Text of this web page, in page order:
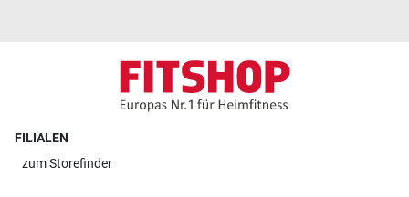
FILIALEN
zumStorefinder